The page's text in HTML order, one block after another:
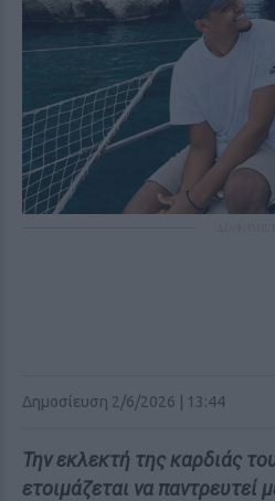
Δημοσίευση 2/6/2026 | 13:44
Την εκλεκτή της καρδιάς
ετοιμάζεται να παντρευτεί